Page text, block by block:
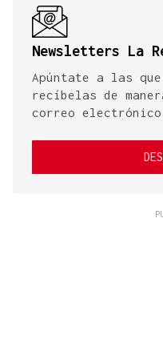
Newsletters La
Apúntate a las
recíbelas de
correo electrónico